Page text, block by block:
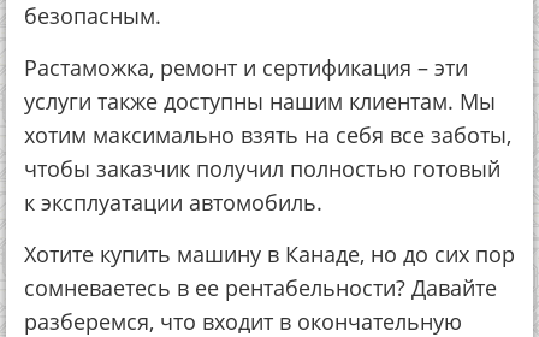
безопасным.
Растаможка, ремонт и сертификация – эти
услуги также доступны нашим клиентам. Мы
хотим максимально взять на себя все заботы,
чтобы заказчик получил полностью готовый
к эксплуатации автомобиль.
Хотите купить машину в Канаде, но до сих пор
сомневаетесь в ее рентабельности? Давайте
разберемся, что входит в окончательную